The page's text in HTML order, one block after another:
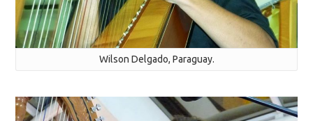
Wilson Delgado, Paraguay.